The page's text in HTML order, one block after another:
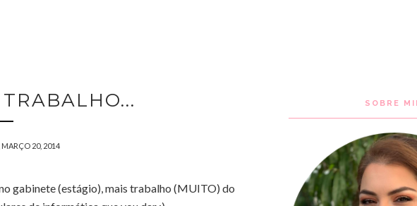
20, 2014
gabinete (estágio), mais trabalho (MUITO) do
SOBRE